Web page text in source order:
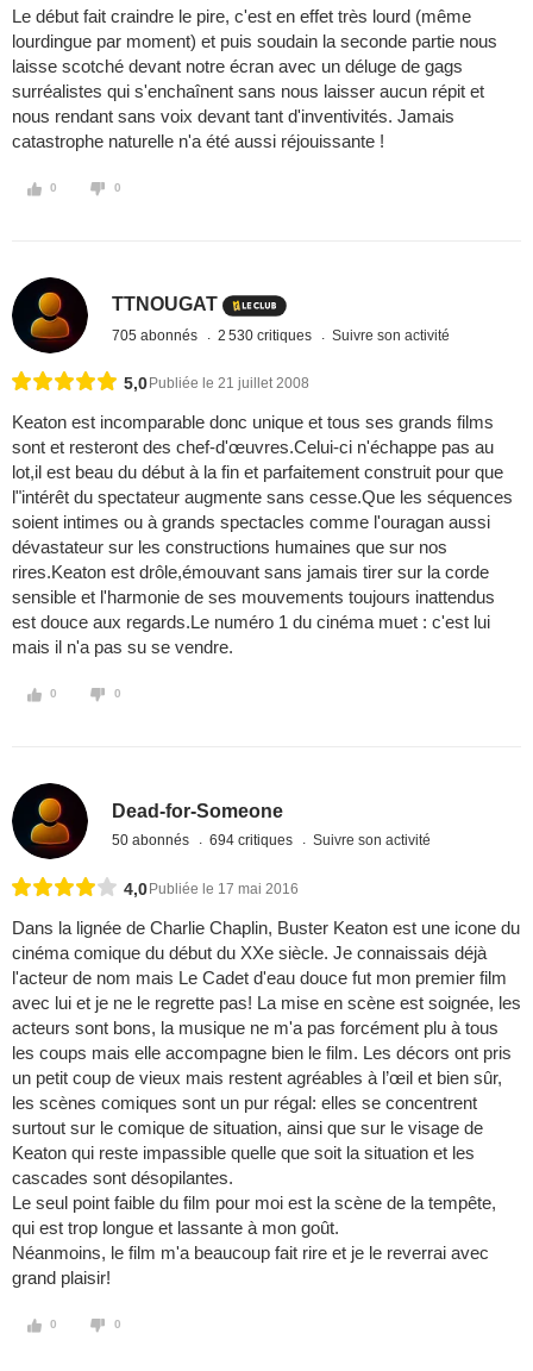
Le début fait craindre le pire, c'est en effet très lourd (même
lourdingue par moment) et puis soudain la seconde partie nous
laisse scotché devant notre écran avec un déluge de gags
surréalistes qui s'enchaînent sans nous laisser aucun répit et
nous rendant sans voix devant tant d'inventivités. Jamais
catastrophe naturelle n'a été aussi réjouissante !
0 0
TTNOUGAT
705 abonnés 2 530 critiques Suivre son activité
5,0 Publiée le 21 juillet 2008
Keaton est incomparable donc unique et tous ses grands films
sont et resteront des chef-d'œuvres.Celui-ci n'échappe pas au
lot,il est beau du début à la fin et parfaitement construit pour que
l"intérêt du spectateur augmente sans cesse.Que les séquences
soient intimes ou à grands spectacles comme l'ouragan aussi
dévastateur sur les constructions humaines que sur nos
rires.Keaton est drôle,émouvant sans jamais tirer sur la corde
sensible et l'harmonie de ses mouvements toujours inattendus
est douce aux regards.Le numéro 1 du cinéma muet : c'est lui
mais il n'a pas su se vendre.
0 0
Dead-for-Someone
50 abonnés 694 critiques Suivre son activité
4,0 Publiée le 17 mai 2016
Dans la lignée de Charlie Chaplin, Buster Keaton est une icone du
cinéma comique du début du XXe siècle. Je connaissais déjà
l'acteur de nom mais Le Cadet d'eau douce fut mon premier film
avec lui et je ne le regrette pas! La mise en scène est soignée, les
acteurs sont bons, la musique ne m'a pas forcément plu à tous
les coups mais elle accompagne bien le film. Les décors ont pris
un petit coup de vieux mais restent agréables à l’œil et bien sûr,
les scènes comiques sont un pur régal: elles se concentrent
surtout sur le comique de situation, ainsi que sur le visage de
Keaton qui reste impassible quelle que soit la situation et les
cascades sont désopilantes.
Le seul point faible du film pour moi est la scène de la tempête,
qui est trop longue et lassante à mon goût.
Néanmoins, le film m'a beaucoup fait rire et je le reverrai avec
grand plaisir!
0 0